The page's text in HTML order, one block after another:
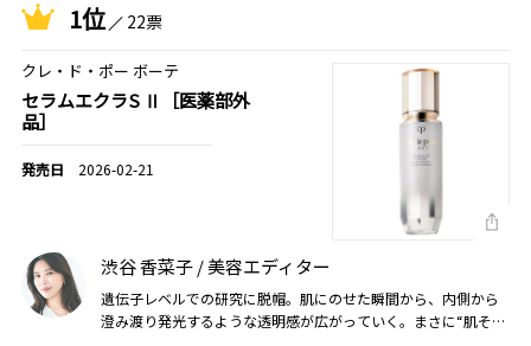
1位 22票
クレ・ド・ポー ボーテ
セラムエクラS Ⅱ［医薬部外
品］
2026-02-21
渋谷 香菜子 / 美容エディター
遺伝子レベルでの研究に脱帽。肌にのせた瞬間から、内側から
澄み渡り発光するような透明感が広がっていく。まさに“肌その